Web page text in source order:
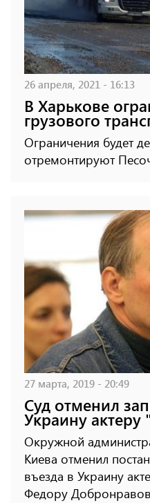
26 апреля, 2021 - 16:13
В Харькове
грузового
Ограничения будет
отремонтируют
27 марта, 2019 - 20:49
Суд отменил
Украину актеру
Окружной
Киева отменил
въезда в Украину
Федору